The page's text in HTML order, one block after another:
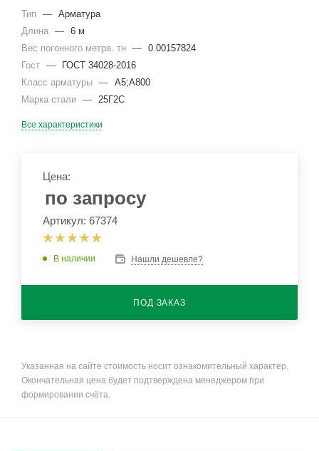
Тип — Арматура
Длина — 6 м
Вес погонного метра. тн — 0.00157824
Гост —
ГОСТ 34028-2016
Класс арматуры — А5;А800
Марка стали — 25Г2С
Все характеристики
Цена:
по запросу
Артикул: 67374
В наличии Нашли дешевле?
ПОД ЗАКАЗ
Указанная на сайте стоимость носит ознакомительный характер.
Окончательная цена будет подтверждена менеджером при
формировании счёта.